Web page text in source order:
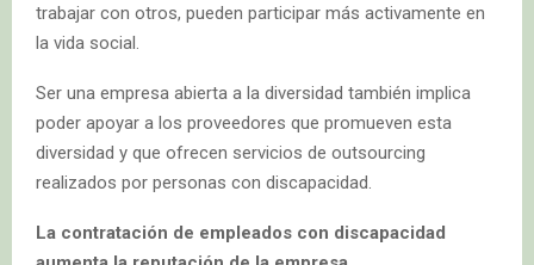
trabajar con otros, pueden participar más activamente en
la vida social.
Ser una empresa abierta a la diversidad también implica
poder apoyar a los proveedores que promueven esta
diversidad y que ofrecen servicios de outsourcing
realizados por personas con discapacidad.
La contratación de empleados con discapacidad